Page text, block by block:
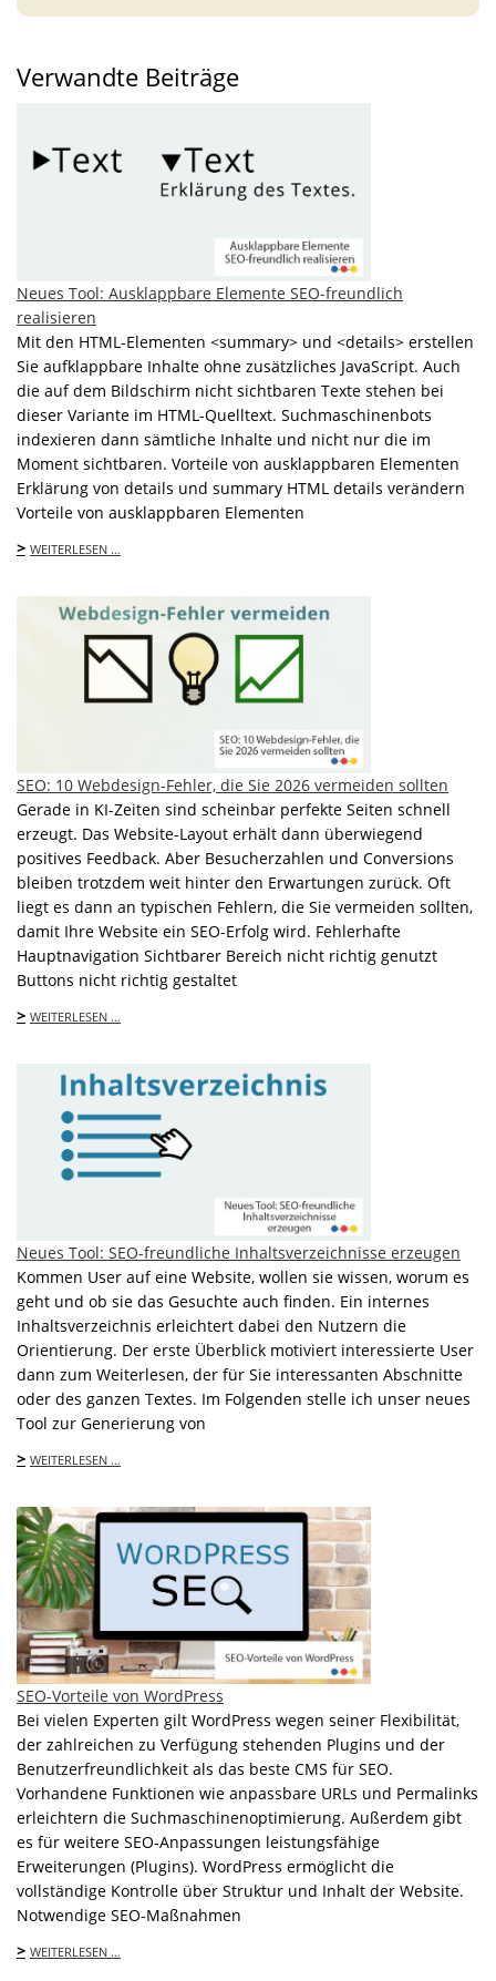
Verwandte Beiträge
Neues Tool: Ausklappbare Elemente SEO-freundlich
realisieren
Mit den HTML-Elementen <summary> und <details> erstellen
Sie aufklappbare Inhalte ohne zusätzliches JavaScript. Auch
die auf dem Bildschirm nicht sichtbaren Texte stehen bei
dieser Variante im HTML-Quelltext. Suchmaschinenbots
indexieren dann sämtliche Inhalte und nicht nur die im
Moment sichtbaren. Vorteile von ausklappbaren Elementen
Erklärung von details und summary HTML details verändern
Vorteile von ausklappbaren Elementen
> WEITERLESEN …
SEO: 10 Webdesign-Fehler, die Sie 2026 vermeiden sollten
Gerade in KI-Zeiten sind scheinbar perfekte Seiten schnell
erzeugt. Das Website-Layout erhält dann überwiegend
positives Feedback. Aber Besucherzahlen und Conversions
bleiben trotzdem weit hinter den Erwartungen zurück. Oft
liegt es dann an typischen Fehlern, die Sie vermeiden sollten,
damit Ihre Website ein SEO-Erfolg wird. Fehlerhafte
Hauptnavigation Sichtbarer Bereich nicht richtig genutzt
Buttons nicht richtig gestaltet
> WEITERLESEN …
Neues Tool: SEO-freundliche Inhaltsverzeichnisse erzeugen
Kommen User auf eine Website, wollen sie wissen, worum es
geht und ob sie das Gesuchte auch finden. Ein internes
Inhaltsverzeichnis erleichtert dabei den Nutzern die
Orientierung. Der erste Überblick motiviert interessierte User
dann zum Weiterlesen, der für Sie interessanten Abschnitte
oder des ganzen Textes. Im Folgenden stelle ich unser neues
Tool zur Generierung von
> WEITERLESEN …
SEO-Vorteile von WordPress
Bei vielen Experten gilt WordPress wegen seiner Flexibilität,
der zahlreichen zu Verfügung stehenden Plugins und der
Benutzerfreundlichkeit als das beste CMS für SEO.
Vorhandene Funktionen wie anpassbare URLs und Permalinks
erleichtern die Suchmaschinenoptimierung. Außerdem gibt
es für weitere SEO-Anpassungen leistungsfähige
Erweiterungen (Plugins). WordPress ermöglicht die
vollständige Kontrolle über Struktur und Inhalt der Website.
Notwendige SEO-Maßnahmen
> WEITERLESEN …